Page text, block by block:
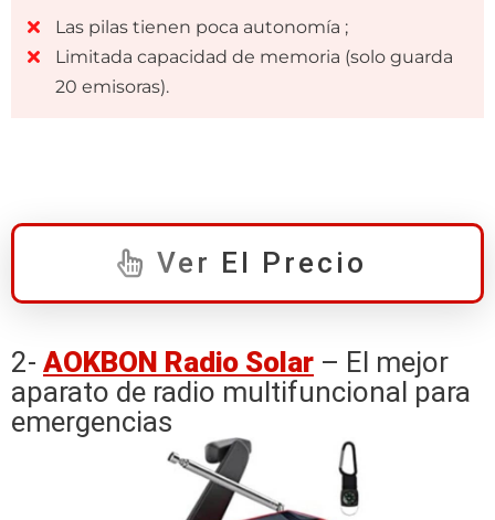
Las pilas tienen poca autonomía ;
Limitada capacidad de memoria (solo guarda
20 emisoras).
Ver El Precio
2- AOKBON Radio Solar – El mejor
aparato de radio multifuncional para
emergencias